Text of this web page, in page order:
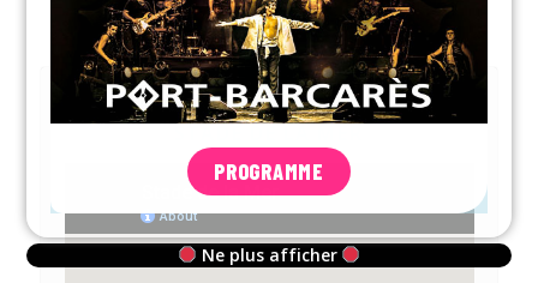
STADE DE LA MER
PROGRAMME
Ne plus afficher